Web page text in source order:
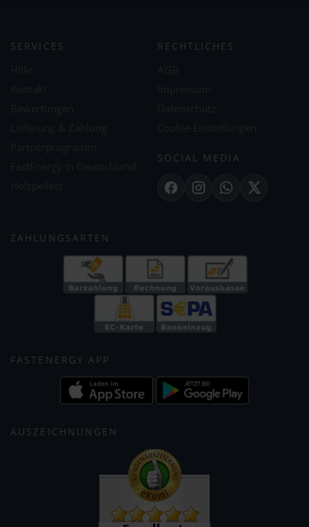
SERVICES RECHTLICHES
SOCIAL MEDIA
FacebookInstagramWhatsApp
X
ZAHLUNGSARTEN
FASTENERGY APP
AUSZEICHNUNGEN